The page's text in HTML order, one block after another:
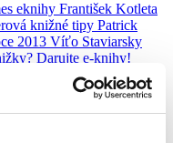
eknihy František Kotleta
knižné tipy Patrick
2013 Víťo Staviarsky
Darujte e-knihy!